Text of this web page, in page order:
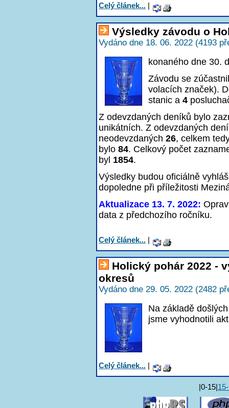
Celý článek... |
Výsledky závodu o
Vydáno dne 18. 06. 2022 (4193
konaného dne 30.
Závodu se
volacích značek).
stanic a 4
Z odevzdaných deníků bylo
unikátních. Z odevzdaných
neodevzdaných 26, celkem
bylo 84. Celkový počet
byl 1854.
Výsledky budou oficiálně
dopoledne při příležitosti
Aktualizace 13. 7. 2022:
data z předchozího ročníku.
Celý článek... |
Holický pohár 2022 -
okresů
Vydáno dne 29. 05. 2022 (2482
Na základě
jsme vyhodnotili
Celý článek... |
|0-15|